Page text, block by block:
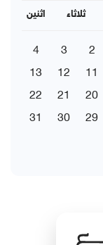
اثنين ثلاثاء
2
3
4
11
12
13
20
21
22
29
30
31